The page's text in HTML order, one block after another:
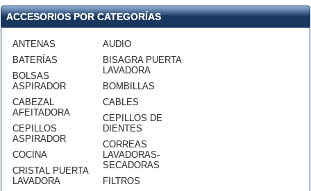
ACCESORIOS POR CATEGORÍAS
ANTENAS
BATERÍAS
BOLSAS
ASPIRADOR
CABEZAL
AFEITADORA
CEPILLOS
ASPIRADOR
COCINA
CRISTAL PUERTA
LAVADORA
AUDIO
BISAGRA PUERTA
LAVADORA
BOMBILLAS
CABLES
CEPILLOS DE
DIENTES
CORREAS
LAVADORAS-
SECADORAS
FILTROS